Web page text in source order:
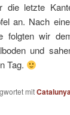
die letzte
an. Nach
folgten wir
und
Tag.
mit